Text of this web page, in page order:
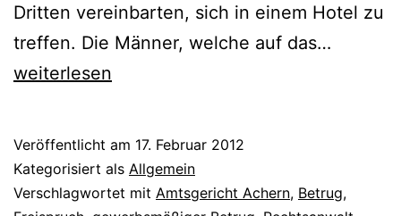
Dritten vereinbarten, sich in einem Hotel zu
treffen. Die Männer, welche auf das…
weiterlesen
Veröffentlicht am 17. Februar 2012
Kategorisiert als Allgemein
Verschlagwortet mit Amtsgericht Achern, Betrug,